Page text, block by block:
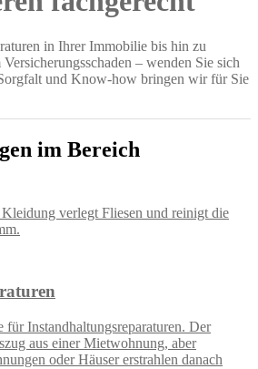
in Ihrer Immobilie bis hin zu
– wenden Sie sich
und Know-how bringen wir für Sie
im Bereich
für Instandhaltungsreparaturen. Der
aus einer Mietwohnung, aber
oder Häuser erstrahlen danach